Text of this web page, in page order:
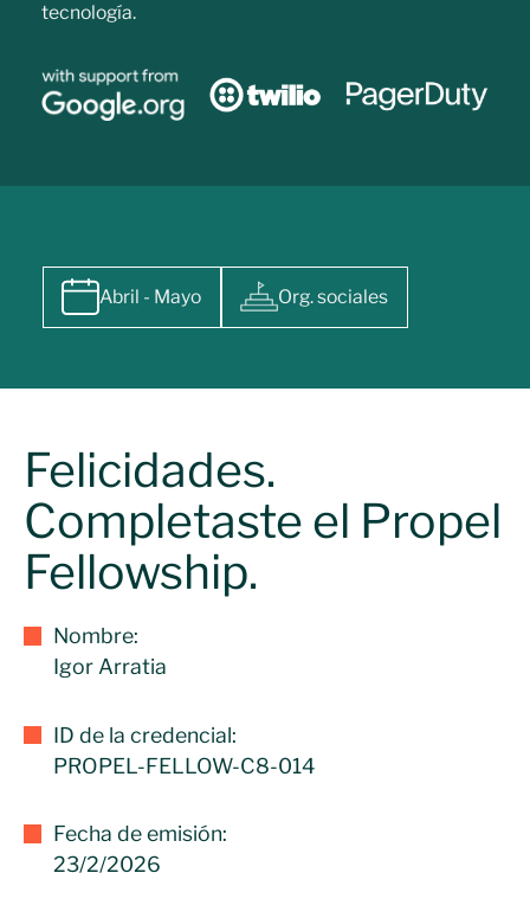
tecnología.
Abril - Mayo Org. sociales
Felicidades.
Completaste el Propel
Fellowship.
Nombre:
Igor Arratia
ID de la credencial:
PROPEL-FELLOW-C8-014
Fecha de emisión:
23/2/2026